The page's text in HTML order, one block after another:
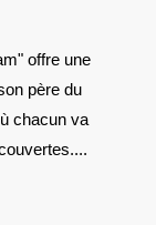
père du
chacun va